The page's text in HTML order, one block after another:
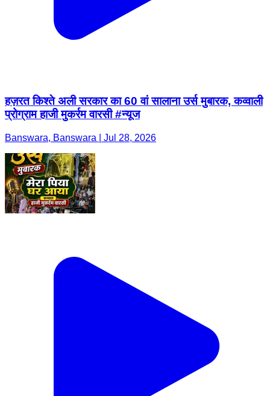
हज़रत किश्ते अली सरकार का 60 वां सालाना उर्स मुबारक, कव्वाली
प्रोग्राम हाजी मुकर्रम वारसी #न्यूज
Banswara, Banswara | Jul 28, 2026